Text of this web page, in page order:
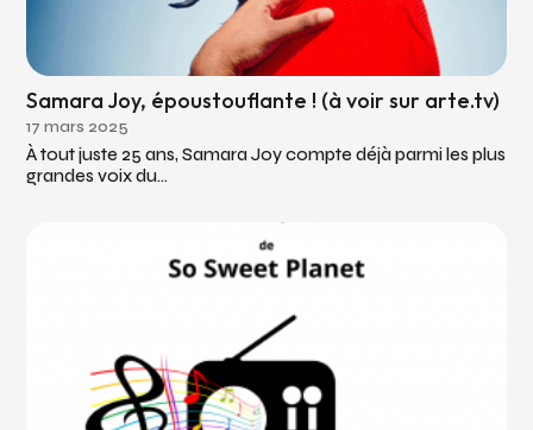
Samara Joy, époustouflante ! (à voir sur arte.tv)
17 mars 2025
À tout juste 25 ans, Samara Joy compte déjà parmi les plus
grandes voix du...